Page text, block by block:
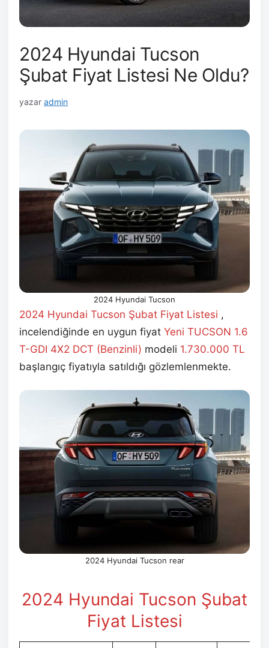
2024 Hyundai Tucson
Şubat Fiyat Listesi Ne Oldu?
yazar admin
2024 Hyundai Tucson
2024 Hyundai Tucson Şubat Fiyat Listesi ,
incelendiğinde en uygun fiyat Yeni TUCSON 1.6
T-GDI 4X2 DCT (Benzinli) modeli 1.730.000 TL
başlangıç fiyatıyla satıldığı gözlemlenmekte.
2024 Hyundai Tucson rear
2024 Hyundai Tucson Şubat
Fiyat Listesi